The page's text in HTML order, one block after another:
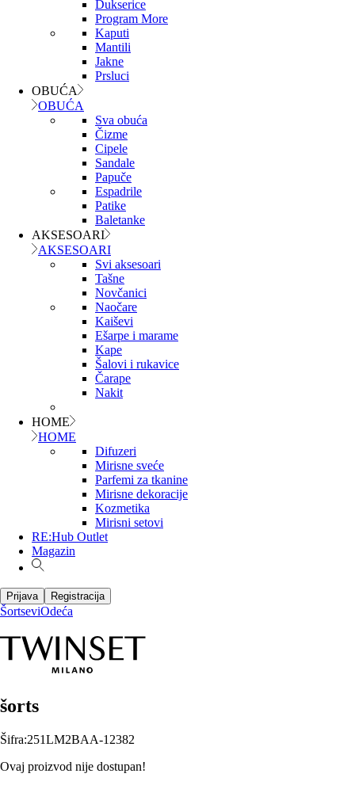
Dukserice
Program More
Kaputi
Mantili
Jakne
Prsluci
OBUĆA
OBUĆA
Sva obuća
Čizme
Cipele
Sandale
Papuče
Espadrile
Patike
Baletanke
AKSESOARI
AKSESOARI
Svi aksesoari
Tašne
Novčanici
Naočare
Kaiševi
Ešarpe i marame
Kape
Šalovi i rukavice
Čarape
Nakit
HOME
HOME
Difuzeri
Mirisne sveće
Parfemi za tkanine
Mirisne dekoracije
Kozmetika
Mirisni setovi
RE:Hub Outlet
Magazin
Prijava Registracija
ŠortseviOdeća
šorts
Šifra:251LM2BAA-12382
Ovaj proizvod nije dostupan!